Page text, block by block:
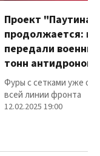
Проект "Паутина"
продолжается:
передали
тонн
Фуры с сетками уже
всей линии фронта
12.02.2025 19:00